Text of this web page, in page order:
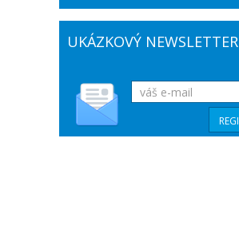
UKÁZKOVÝ NEWSLETTER